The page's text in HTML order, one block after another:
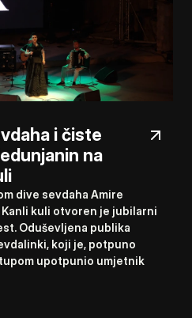
i čiste
na
dive sevdaha Amire
kuli otvoren je jubilarni
Oduševljena publika
koji je, potpuno
upotpunio umjetnik